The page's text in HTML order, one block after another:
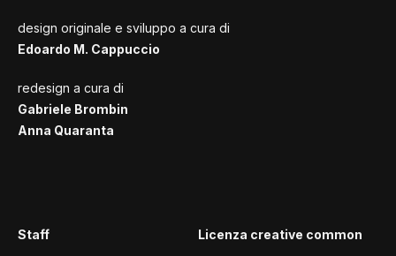
design originale e sviluppo a cura di
Edoardo M. Cappuccio
redesign a cura di
Gabriele Brombin
Anna Quaranta
Staff Licenza creative common